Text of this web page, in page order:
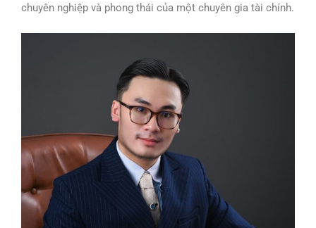
chuyên nghiệp và phong thái của một chuyên gia tài chính.